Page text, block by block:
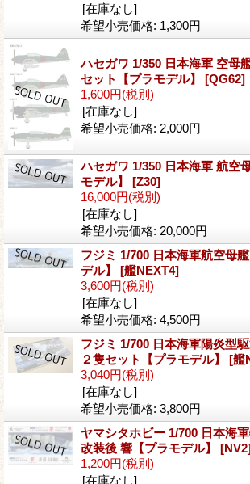
[在庫なし]
希望小売価格: 1,300円
ハセガワ 1/350 日本海軍 空母
セット【プラモデル】 [QG62]
1,600円(税別)
[在庫なし]
希望小売価格: 2,000円
ハセガワ 1/350 日本海軍 航空
モデル】 [Z30]
16,000円(税別)
[在庫なし]
希望小売価格: 20,000円
フジミ 1/700 日本海軍航空母
デル】 [艦NEXT4]
3,600円(税別)
[在庫なし]
希望小売価格: 4,500円
フジミ 1/700 日本海軍陽炎型
２隻セット【プラモデル】 [艦
3,040円(税別)
[在庫なし]
希望小売価格: 3,800円
ヤマシタホビー 1/700 日本海
改装後 響【プラモデル】
1,200円(税別)
[在庫なし]